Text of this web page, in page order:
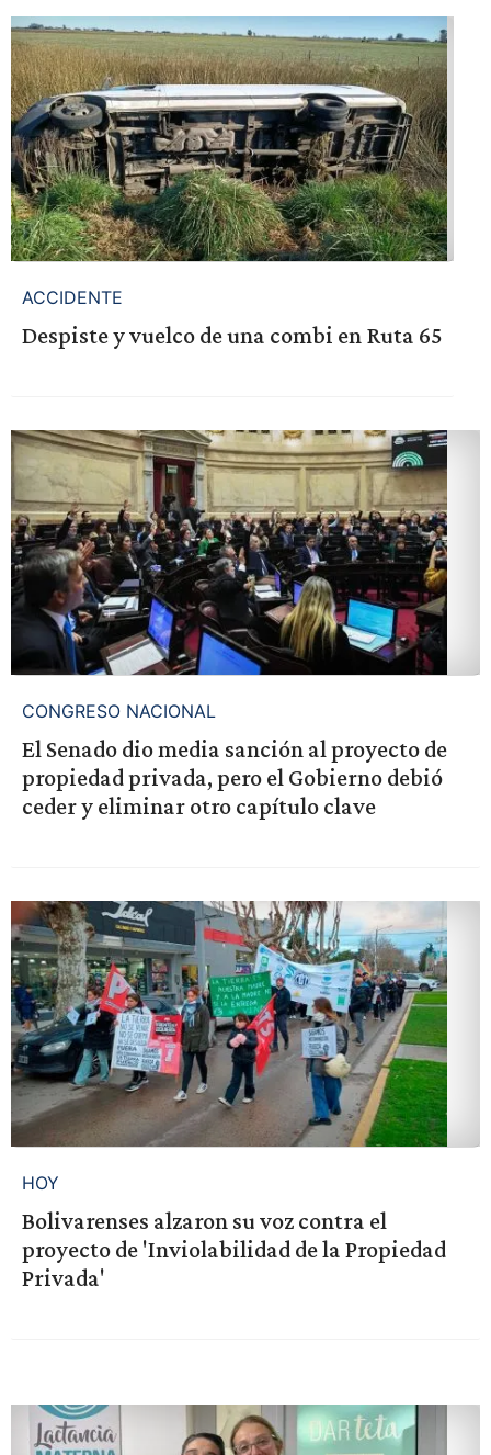
ACCIDENTE
Despiste y vuelco de una combi en Ruta 65
CONGRESO NACIONAL
El Senado dio media sanción al proyecto de
propiedad privada, pero el Gobierno debió
ceder y eliminar otro capítulo clave
HOY
Bolivarenses alzaron su voz contra el
proyecto de 'Inviolabilidad de la Propiedad
Privada'